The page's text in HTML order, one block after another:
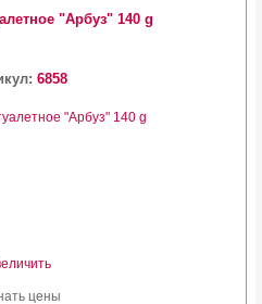
"Арбуз" 140 g
6858
цены